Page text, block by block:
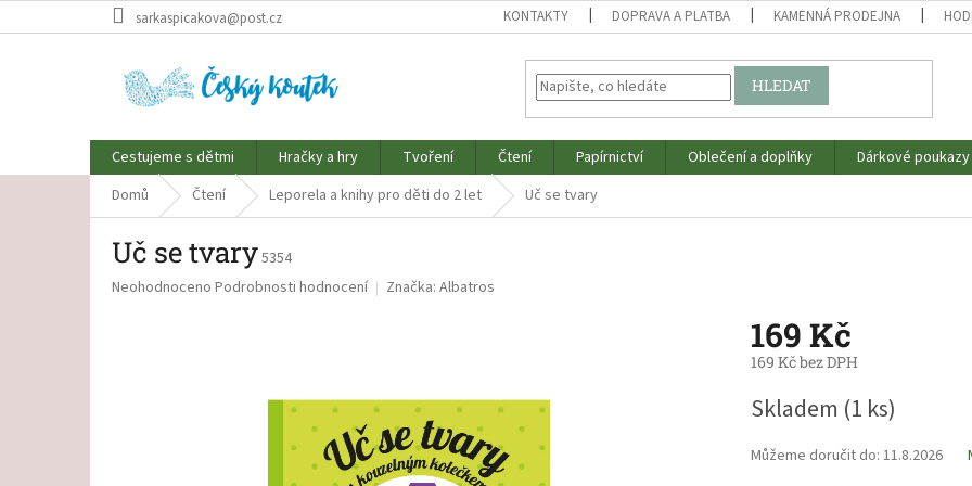
na
sarkaspicakova@post.cz KONTAKTY DOPRAVA A PLATBA KAMENNÁ PRODEJNA
HLEDAT
Cestujeme s dětmi Hračky a hry Tvoření Čtení Papírnictví Oblečení a doplňky Dárkové poukazy
Domů
Čtení Leporela a knihy pro děti do 2 let Uč se tvary
Uč se tvary5354
Průměrné
Neohodnoceno Podrobnosti hodnocení Značka: Albatros
169 Kč
169 Kč bez DPH
cena:
Skladem (1 ks)
Můžeme doručit do: 11.8.2026